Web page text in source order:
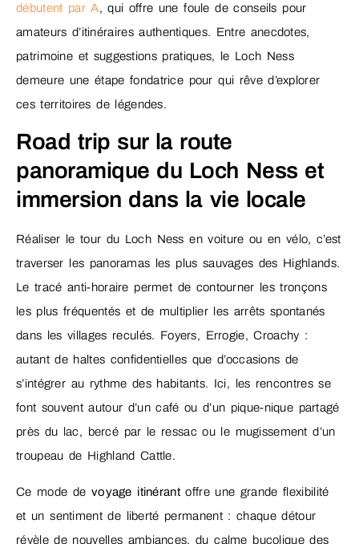
débutent par A, qui offre une foule de conseils pour
amateurs d’itinéraires authentiques. Entre anecdotes,
patrimoine et suggestions pratiques, le Loch Ness
demeure une étape fondatrice pour qui rêve d’explorer
ces territoires de légendes.
Road trip sur la route
panoramique du Loch Ness et
immersion dans la vie locale
Réaliser le tour du Loch Ness en voiture ou en vélo, c’est
traverser les panoramas les plus sauvages des Highlands.
Le tracé anti-horaire permet de contourner les tronçons
les plus fréquentés et de multiplier les arrêts spontanés
dans les villages reculés. Foyers, Errogie, Croachy :
autant de haltes confidentielles que d’occasions de
s’intégrer au rythme des habitants. Ici, les rencontres se
font souvent autour d’un café ou d’un pique-nique partagé
près du lac, bercé par le ressac ou le mugissement d’un
troupeau de Highland Cattle.
Ce mode de voyage itinérantoffre une grande flexibilité
et un sentiment de liberté permanent : chaque détour
révèle de nouvelles ambiances, du calme bucolique des